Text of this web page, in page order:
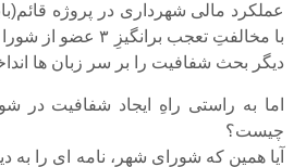
عملکرد مالی شهرداری در پروژه
با مخالفتِ تعجب
دیگر بحث شفافیت را بر سر زبان ها
اما به راستی راهِ ایجاد شفافیت در
چیست؟
آیا همین که شورای شهر، نامه ای را به